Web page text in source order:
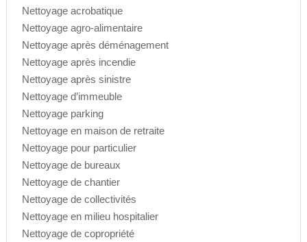
Nettoyage acrobatique
Nettoyage agro-alimentaire
Nettoyage après déménagement
Nettoyage après incendie
Nettoyage après sinistre
Nettoyage d’immeuble
Nettoyage parking
Nettoyage en maison de retraite
Nettoyage pour particulier
Nettoyage de bureaux
Nettoyage de chantier
Nettoyage de collectivités
Nettoyage en milieu hospitalier
Nettoyage de copropriété